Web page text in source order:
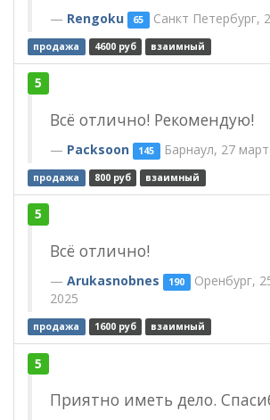
Rengoku 65 Санкт Петербург,
продажа 4600 руб взаимный
5
Всё отлично! Рекомендую!
Packsoon 145 Барнаул, 27
продажа 800 руб взаимный
5
Всё отлично!
Arukasnobnes 190 Оренбург,
2025
продажа 1600 руб взаимный
5
Приятно иметь дело.